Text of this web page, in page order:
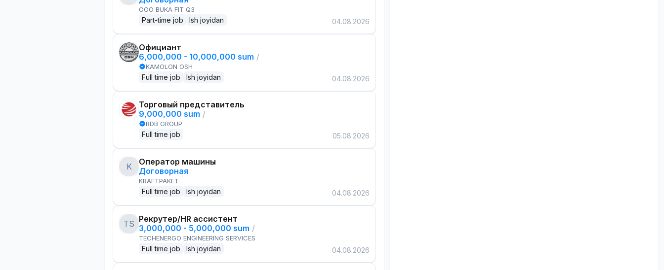
OOO BUKA FIT Q3
Part-time job Ish joyidan 04.08.2026
Официант
6,000,000 - 10,000,000 sum /
KAMOLON OSH
Full time job Ish joyidan 04.08.2026
Торговый представитель
9,000,000 sum /
RDB GROUP
Full time job 05.08.2026
K
Оператор машины
Договорная
KRAFTPAKET
Full time job Ish joyidan 04.08.2026
TS Рекрутер/HR ассистент
3,000,000 - 5,000,000 sum /
TECHENERGO ENGINEERING SERVICES
Full time job Ish joyidan 04.08.2026